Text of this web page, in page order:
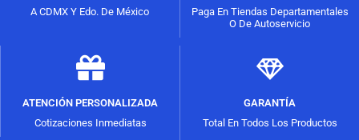
A CDMX Y Edo. De México
Paga En Tiendas Departamentales
O De Autoservicio
ATENCIÓN PERSONALIZADA
Cotizaciones Inmediatas
GARANTÍA
Total En Todos Los Productos